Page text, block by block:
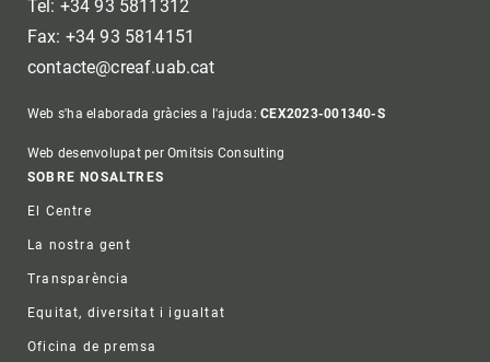
Tel: +34 93 5811312
Fax: +34 93 5814151
contacte@creaf.uab.cat
Web s'ha elaborada gràcies a l'ajuda:CEX2023-001340-S
Web desenvolupat per Omitsis Consulting
Footer
SOBRE NOSALTRES
El Centre
La nostra gent
Transparència
Equitat, diversitat i igualtat
Oficina de premsa